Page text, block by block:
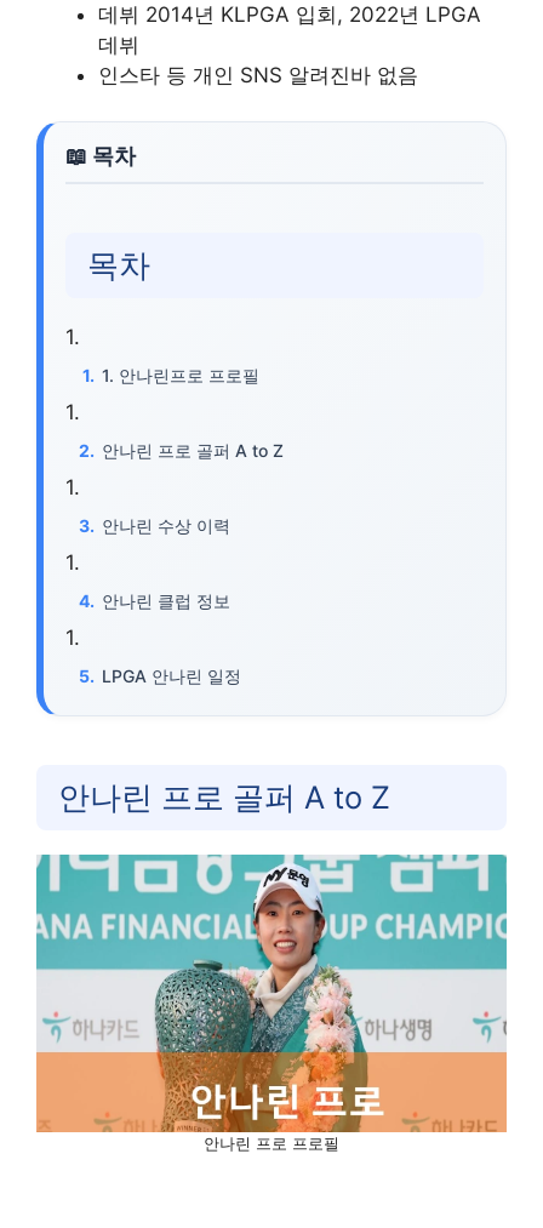
데뷔 2014년 KLPGA 입회, 2022년 LPGA
데뷔
인스타 등 개인 SNS 알려진바 없음
목차
1. 안나린프로 프로필
안나린 프로 골퍼 A to Z
안나린 수상 이력
안나린 클럽 정보
LPGA 안나린 일정
안나린 프로 골퍼 A to Z
안나린 프로 프로필